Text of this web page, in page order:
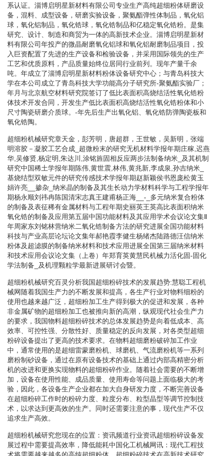
系认证。淄博启明星新材料有限公司专业生产高纯超细粉体研磨设
备，混料、成型设备，研磨实验设备，聚氨酯弹性体制品，氧化铝
球，氧化铝制品，氧化锆球，氧化锆制品和亿稳定氧化锆粉。是集
研究、设计、制造和商贸为一体的高新技术企业。淄博启明星新材
料有限公司年投产的微晶耐磨氧化铝球和氧化铝耐磨制品项目，投
入巨资配置了先进的生产设备和检验设备，并采用国际领先的生产
工艺和优质原料，产品质量始终位居同行业前列。现年产量千余
吨。年成立了淄博启明星新材料粉体设备研究中心；与青岛科技大
学在本公司成立了青岛科技大学功能高分子研究所-聚氨酯实验厂；
年月与北京航空材料研究院签订了低比表面积高烧结活性氧化锆粉
体技术开发合同，开发生产低比表面积高烧结活性氧化锆粉体和小
尺寸陶瓷研磨介质球。-年先后生产出氧化铝、氧化锆防弹陶瓷板和
氧化锆陶。
超细粉机械研究章天金，彭芳明，唐超群，王世敏，吴新明，张端
明溶胶－凝胶工艺合成_超微粉末的研究无机材料学报年期庄稼,迟燕
华,吴修贤,杨定明,朱达川,涂铭旌固相反应两步法制备纳米_及其机制
研究中国稀土学报年期陈伟,黄世震,林伟,黄兆新,李成泉,孙吉纳米_
基烧结型双敏元件的研究传感技术学报年期赵新颖侯书恩庞松黄玉
娟许亮__掺杂_纳米晶的制备及其生长动力学材料科学与工程学报年
期杨永顺刘祎冉陈国清宋志真王建甫杨正海__-_多元纳米复合粉体
的制备及表征稀有金属材料与工程年期史丽英王英高比表面积纳米
氧化锆的制备及应用第五届中国功能材料及其应用学术会议论文集Ⅱ
年周家东刘铭林营纳米二氧化锆制备方法的研究进展全国功能材料
科技与产业高层论坛论文集年郝艳霞李健生杨绪杰陆路德汪信纳米
粉体及超滤膜的制备纳米材料和技术应用进展全国第三届纳米材料
和技术应用会议论文集（上卷）年郑育英黄慧民机械力活化固-固化
学法制备_及机理颗粒学最新进展研讨会暨。
超细粉机械研究百灵分析我国超细粉碎技术的发展趋势:慧聪工程机
械网随着我国生产力的不断发展和提高，各生产行业对物料细粉的
使用也越来越广泛，超细粉加工生产得到极大的促进和发展，各种
非金属矿物的超细粉加工也被推向新的高潮，纵观现代社会生产力
的要求，我国物料超细粉碎技术的总体发展趋势是向着低成本、高
效率、可控性强、分散性好、质量稳定的反向发展，对各类型超细
粉碎设备提出了更高的技术要求。在物料超细磨粉破碎加工作业
中，通常使用的是超细雷蒙磨粉机、球磨机、气流磨粉机等一系列
磨粉制砂设备，通过在原有设备技术的基础上通过内部高精密分析
机的改进和更换实现物料的超细粉碎作业。随着社会需要的不断增
加，设备在使用性能、成品质量、使用寿命等问题上面临极大的考
验，因此，各设备生产企业都在加大自身研发力度，不断完善设备
在超细粉碎工作时的粉碎力度、粒度分布、粒型晶型等调节控制技
术，以求达到更高效的生产。同时还需要注意的事，现代生产不仅
追求生产高效。
超细粉机械研究您现在的位置：资讯频道行业资讯超细粉碎设备发
展过程中需要提高效率，降低能耗中国化工机械网讯：现代工程技